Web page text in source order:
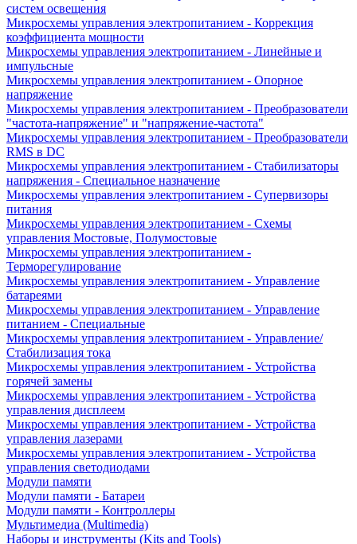
систем освещения
Микросхемы управления электропитанием - Коррекция
коэффициента мощности
Микросхемы управления электропитанием - Линейные и
импульсные
Микросхемы управления электропитанием - Опорное
напряжение
Микросхемы управления электропитанием - Преобразователи
"частота-напряжение" и "напряжение-частота"
Микросхемы управления электропитанием - Преобразователи
RMS в DC
Микросхемы управления электропитанием - Стабилизаторы
напряжения - Специальное назначение
Микросхемы управления электропитанием - Супервизоры
питания
Микросхемы управления электропитанием - Схемы
управления Мостовые, Полумостовые
Микросхемы управления электропитанием -
Терморегулирование
Микросхемы управления электропитанием - Управление
батареями
Микросхемы управления электропитанием - Управление
питанием - Специальные
Микросхемы управления электропитанием - Управление/
Стабилизация тока
Микросхемы управления электропитанием - Устройства
горячей замены
Микросхемы управления электропитанием - Устройства
управления дисплеем
Микросхемы управления электропитанием - Устройства
управления лазерами
Микросхемы управления электропитанием - Устройства
управления светодиодами
Модули памяти
Модули памяти - Батареи
Модули памяти - Контроллеры
Мультимедиа (Multimedia)
Наборы и инструменты (Kits and Tools)